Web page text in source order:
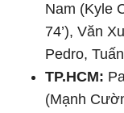
Nam (Kyle
74’), Văn
Pedro,
TP.HCM:
(Mạnh